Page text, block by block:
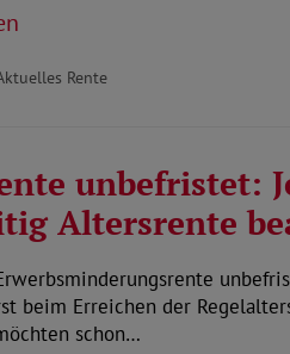
Rente
unbefristet:
Altersrente
beim Erreichen der
schon…